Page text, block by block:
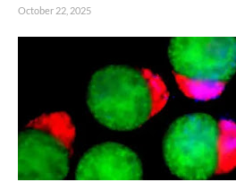
October 22, 2025